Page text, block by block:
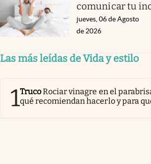
comunicar tu
jueves, 06 de Agosto
de 2026
Las más leídas de Vida y estilo
1TrucoRociar vinagre en el
qué recomiendan hacerlo y para